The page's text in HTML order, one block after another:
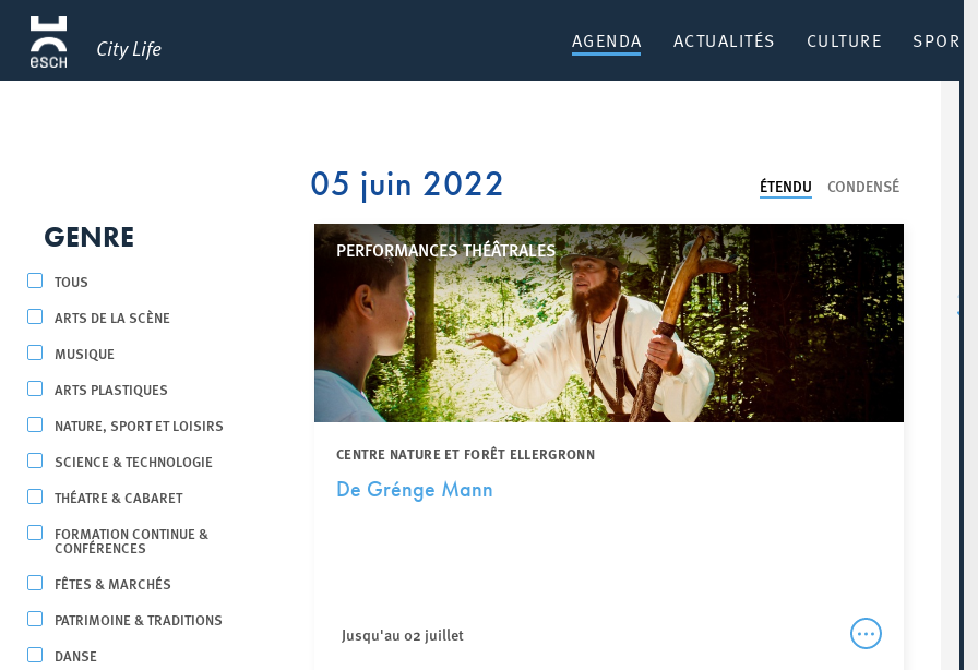
City Life AGENDA ACTUALITÉS CULTURE SPORT
GENRE
TOUS
ARTS DE LA SCÈNE
MUSIQUE
ARTS PLASTIQUES
NATURE, SPORT ET LOISIRS
SCIENCE & TECHNOLOGIE
THÉATRE & CABARET
FORMATION CONTINUE &
CONFÉRENCES
FÊTES & MARCHÉS
PATRIMOINE & TRADITIONS
DANSE
ÉTENDU CONDENSÉ
05 juin 2022
PERFORMANCES THÉÂTRALES
CENTRE NATURE ET FORÊT ELLERGRONN
De Grénge Mann
Jusqu'au 02 juillet